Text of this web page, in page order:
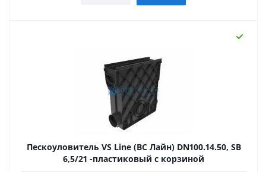
Пескоуловитель VS Line (ВС Лайн) DN100.14.50, SB
6,5/21 -пластиковый с корзиной